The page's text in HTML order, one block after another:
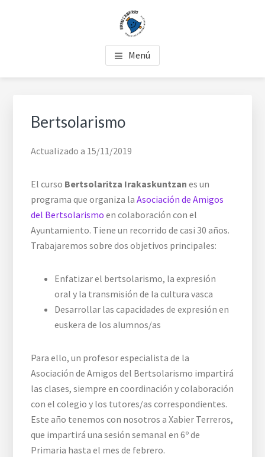
COLEGIO PÚBLICO
ERMITABERRI
Ermitaberri es el único colegio de Burlada que ofrece la
enseñanza gratuita en euskera.
Menú
Bertsolarismo
Actualizado a 15/11/2019
El curso Bertsolaritza Irakaskuntzan es un
programa que organiza laAsociación de Amigos
del Bertsolarismo en colaboración con el
Ayuntamiento. Tiene un recorrido de casi 30 años.
Trabajaremos sobre dos objetivos principales:
Enfatizar el bertsolarismo, la expresión
oral y la transmisión de la cultura vasca
Desarrollar las capacidades de expresión en
euskera de los alumnos/as
Para ello, un profesor especialista de la
Asociación de Amigos del Bertsolarismo impartirá
las clases, siempre en coordinación y colaboración
con el colegio y los tutores/as correspondientes.
Este año tenemos con nosotros a Xabier Terreros,
que impartirá una sesión semanal en 6º de
Primaria hasta el mes de febrero.
Sidebar